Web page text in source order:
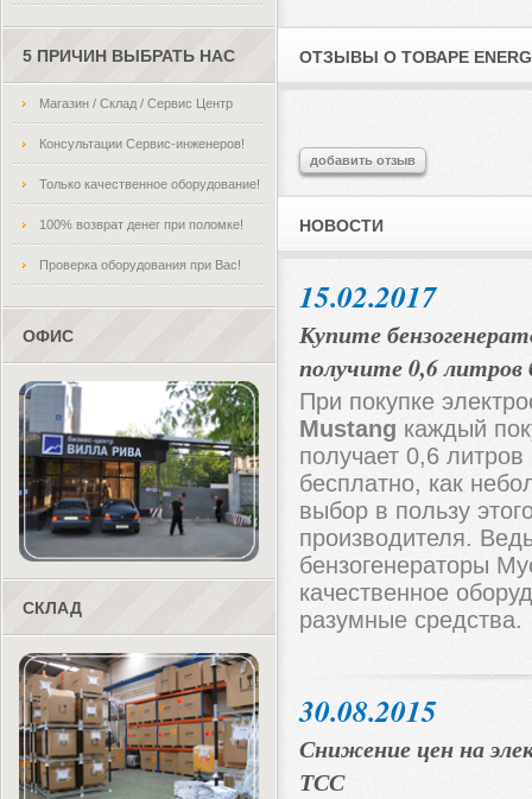
5 ПРИЧИН ВЫБРАТЬ НАС
Магазин / Склад / Сервис Центр
Консультации Сервис-инженеров!
Только качественное оборудование!
100% возврат денег при поломке!
Проверка оборудования при Вас!
ОФИС
СКЛАД
ОТЗЫВЫ О ТОВАРЕ
добавить отзыв
НОВОСТИ
15.02.2017
Купите
получите 0,6
При покупке
Mustang каждый
получает 0,6
бесплатно, как
выбор в пользу
производителя.
бензогенераторы
качественное
разумные средства.
30.08.2015
Снижение цен на
ТСС